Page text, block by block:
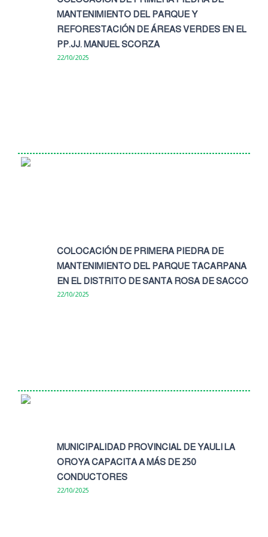
MANTENIMIENTO DEL PARQUE Y
REFORESTACIÓN DE ÁREAS VERDES EN EL
PP.JJ. MANUEL SCORZA
22/10/2025
COLOCACIÓN DE PRIMERA PIEDRA DE
MANTENIMIENTO DEL PARQUE TACARPANA
EN EL DISTRITO DE SANTA ROSA DE SACCO
22/10/2025
MUNICIPALIDAD PROVINCIAL DE YAULI LA
OROYA CAPACITA A MÁS DE 250
CONDUCTORES
22/10/2025